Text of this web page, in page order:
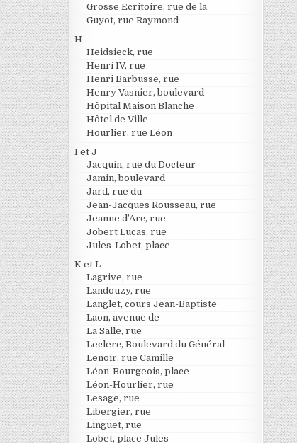
Grosse Ecritoire, rue de la
Guyot, rue Raymond
H
Heidsieck, rue
Henri IV, rue
Henri Barbusse, rue
Henry Vasnier, boulevard
Hôpital Maison Blanche
Hôtel de Ville
Hourlier, rue Léon
I et J
Jacquin, rue du Docteur
Jamin, boulevard
Jard, rue du
Jean-Jacques Rousseau, rue
Jeanne d’Arc, rue
Jobert Lucas, rue
Jules-Lobet, place
K et L
Lagrive, rue
Landouzy, rue
Langlet, cours Jean-Baptiste
Laon, avenue de
La Salle, rue
Leclerc, Boulevard du Général
Lenoir, rue Camille
Léon-Bourgeois, place
Léon-Hourlier, rue
Lesage, rue
Libergier, rue
Linguet, rue
Lobet, place Jules